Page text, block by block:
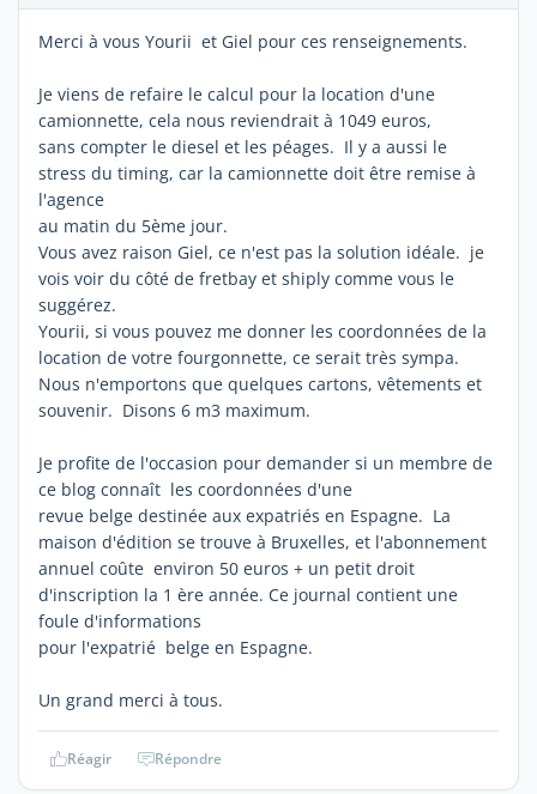
Merci à vous Yourii et Giel pour ces renseignements.
Je viens de refaire le calcul pour la location d'une
camionnette, cela nous reviendrait à 1049 euros,
sans compter le diesel et les péages. Il y a aussi le
stress du timing, car la camionnette doit être remise à
l'agence
au matin du 5ème jour.
Vous avez raison Giel, ce n'est pas la solution idéale. je
vois voir du côté de fretbay et shiply comme vous le
suggérez.
Yourii, si vous pouvez me donner les coordonnées de la
location de votre fourgonnette, ce serait très sympa.
Nous n'emportons que quelques cartons, vêtements et
souvenir. Disons 6 m3 maximum.
Je profite de l'occasion pour demander si un membre de
ce blog connaît les coordonnées d'une
revue belge destinée aux expatriés en Espagne. La
maison d'édition se trouve à Bruxelles, et l'abonnement
annuel coûte environ 50 euros + un petit droit
d'inscription la 1 ère année. Ce journal contient une
foule d'informations
pour l'expatrié belge en Espagne.
Un grand merci à tous.
Réagir Répondre